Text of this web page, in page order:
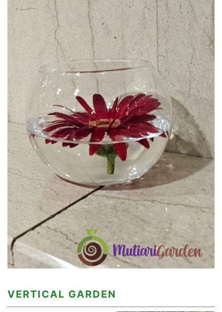
VERTICAL GARDEN